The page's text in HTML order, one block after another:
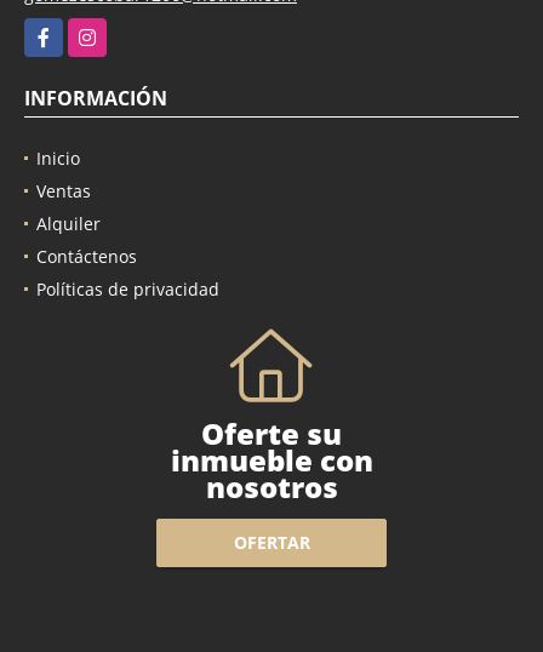
FacebookInstagram
INFORMACIÓN
Inicio
Ventas
Alquiler
Contáctenos
Políticas de privacidad
Oferte su
inmueble con
nosotros
OFERTAR